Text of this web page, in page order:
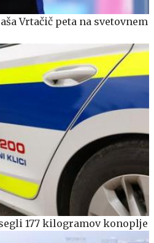
Vrtačič peta na svetovnem
177 kilogramov konoplje